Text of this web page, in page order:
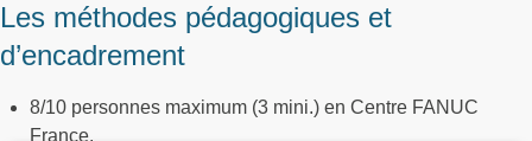
Les méthodes pédagogiques et
d’encadrement
8/10 personnes maximum (3 mini.) en Centre FANUC
France.